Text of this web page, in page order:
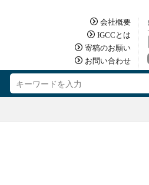
会社概要
IGCCとは
寄稿のお願い
お問い合わせ